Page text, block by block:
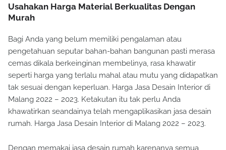
Usahakan Harga Material Berkualitas Dengan
Murah
Bagi Anda yang belum memiliki pengalaman atau
pengetahuan seputar bahan-bahan bangunan pasti merasa
cemas dikala berkeinginan membelinya, rasa khawatir
seperti harga yang terlalu mahal atau mutu yang didapatkan
tak sesuai dengan keperluan. Harga Jasa Desain Interior di
Malang 2022 – 2023. Ketakutan itu tak perlu Anda
khawatirkan seandainya telah mengaplikasikan jasa desain
rumah. Harga Jasa Desain Interior di Malang 2022 – 2023.
Dengan memakai jasa desain rumah karenanya semua